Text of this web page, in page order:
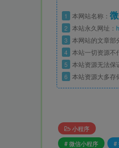
1 本网站名称：
2 本站永久网址：
3 本网站的文章部
4 本站一切资源不
5 本站资源无法保
6 本站资源大多存
小程序
# 微信小程序
#